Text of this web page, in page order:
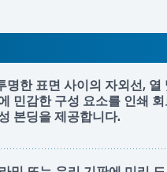
한 표면 사이의 자외선,
민감한 구성 요소를 인쇄
본딩을 제공합니다.